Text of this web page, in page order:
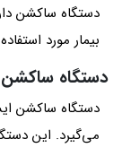
دستگاه ساکشن
بیمار مورد
دستگاه ساکشن
دستگاه ساکشن
می‌گیرد. این